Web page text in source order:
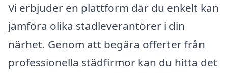
Vi erbjuder en plattform där du enkelt kan
jämföra olika städleverantörer i din
närhet. Genom att begära offerter från
professionella städfirmor kan du hitta det